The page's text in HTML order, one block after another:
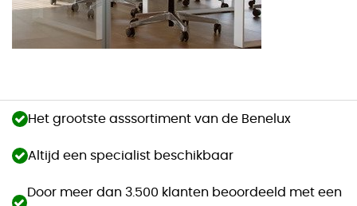
Het grootste asssortiment van de Benelux
Altijd een specialist beschikbaar
Door meer dan 3.500 klanten beoordeeld met een